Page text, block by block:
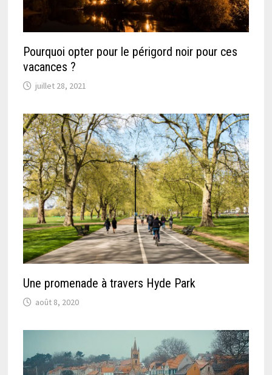
Pourquoi opter pour le périgord noir pour ces
vacances ?
juillet 28, 2021
Une promenade à travers Hyde Park
août 8, 2020